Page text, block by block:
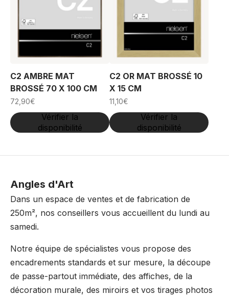
C2 AMBRE MAT
BROSSÉ 70 X 100 CM
72,90€
Vérifier la
disponibilité
C2 OR MAT BROSSÉ 10
X 15 CM
11,10€
Vérifier la
disponibilité
Angles d'Art
Dans un espace de ventes et de fabrication de
250m², nos conseillers vous accueillent du lundi au
samedi.
Notre équipe de spécialistes vous propose des
encadrements standards et sur mesure, la découpe
de passe-partout immédiate, des affiches, de la
décoration murale, des miroirs et vos tirages photos